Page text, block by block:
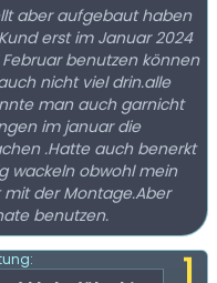
aber aufgebaut haben
erst im Januar 2024
benutzen können
nicht viel drin.alle
man auch garnicht
im januar die
.Hatte auch benerkt
wackeln obwohl mein
der Montage.Aber
benutzen.
1